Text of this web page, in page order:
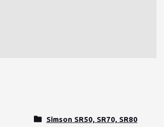
Simson SR50, SR70, SR80